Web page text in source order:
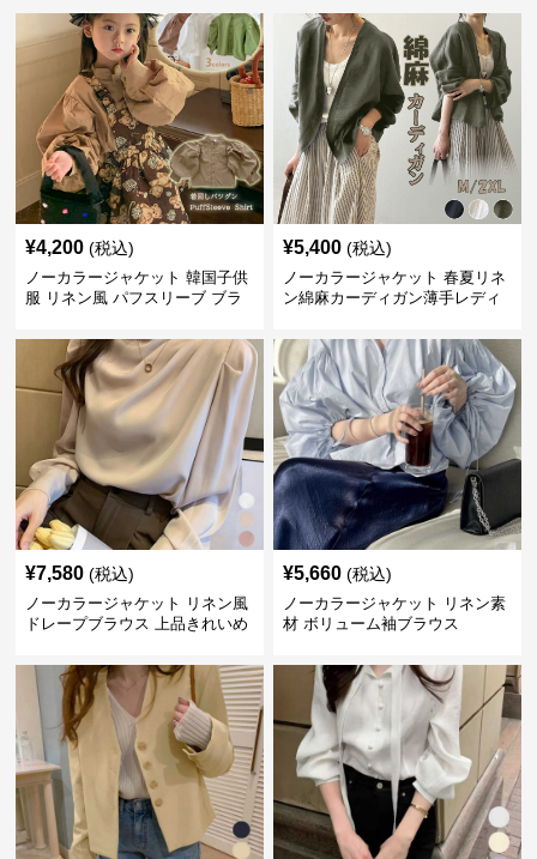
¥4,200 (税込)
ノーカラージャケット 韓国子供
服 リネン風 パフスリーブ ブラ
¥5,400 (税込)
ノーカラージャケット 春夏リネ
ン綿麻カーディガン薄手レディ
¥7,580 (税込)
ノーカラージャケット リネン風
ドレープブラウス 上品きれいめ
¥5,660 (税込)
ノーカラージャケット リネン素
材 ボリューム袖ブラウス